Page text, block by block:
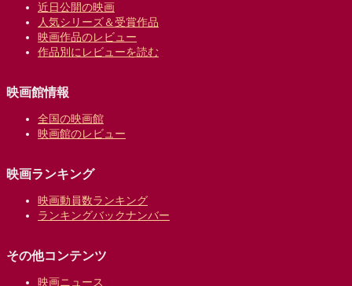
近日公開の映画
人気シリーズ＆受賞作品
映画作品のレビュー
作品別にレビューを読む
映画館情報
全国の映画館
映画館のレビュー
映画ランキング
映画動員数ランキング
ランキングバックナンバー
その他コンテンツ
映画ニュース